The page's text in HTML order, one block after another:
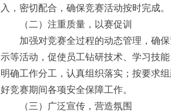
入，密切配合，确保竞赛活动按时完成。
（二）注重质量，以赛促训
加强对竞赛全过程的动态管理，确
示等活动，促使员工钻研技术、学习技
明确工作分工，认真组织落实；按要求
好竞赛期间各项安全保障工作。
（三）广泛宣传，营造氛围